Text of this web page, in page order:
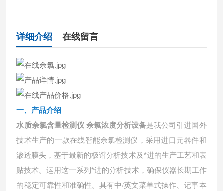
详细介绍 在线留言
一、 产品介绍
水质余氯含量检测仪 余氯浓度分析设备是我公司引进国外
技术生产的一款在线智能余氯检测仪，采用进口元器件和
渗透膜头，基于最新的极谱分析技术及*进的生产工艺和表
贴技术。运用这一系列*进的分析技术，确保仪器长期工作
的稳定可靠性和准确性。具有中/英文菜单式操作、记事本